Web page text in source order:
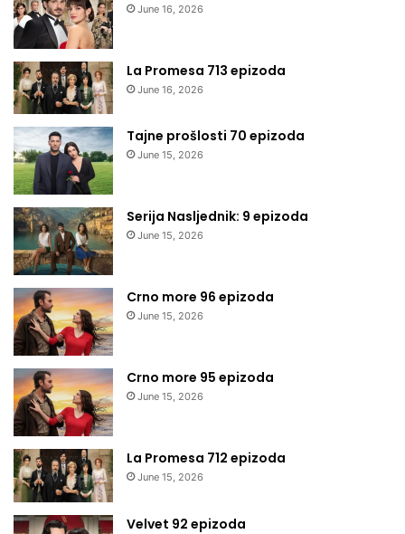
June 16, 2026
La Promesa 713 epizoda
June 16, 2026
Tajne prošlosti 70 epizoda
June 15, 2026
Serija Nasljednik: 9 epizoda
June 15, 2026
Crno more 96 epizoda
June 15, 2026
Crno more 95 epizoda
June 15, 2026
La Promesa 712 epizoda
June 15, 2026
Velvet 92 epizoda